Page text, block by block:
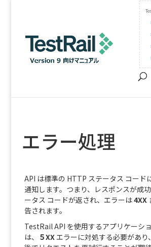
エラー処理
API は標準の HTTP ステータス コード
通知します。つまり、レスポンスが成
ータス コードが返され、エラーは4XX
告されます。
TestRail API を使用するアプリケーシ
は、 ５XXエラーに対処する必要があり、